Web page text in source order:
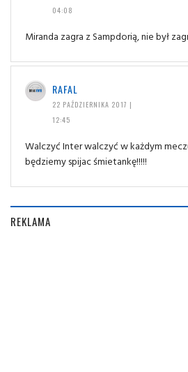
04:08
Miranda zagra z Sampdorią, nie był
RAFAL
22 PAŹDZIERNIKA 2017 |
12:45
Walczyć Inter walczyć w każdym
będziemy spijac śmietankę!!!!!
REKLAMA